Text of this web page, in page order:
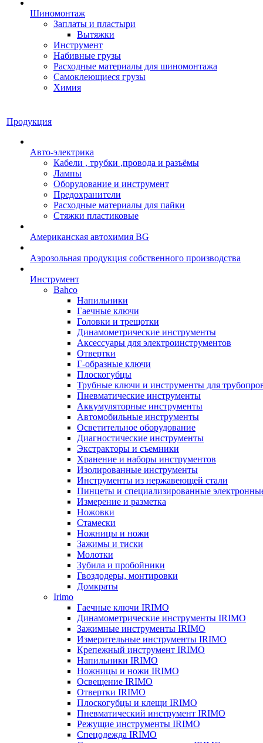
Шиномонтаж
Заплаты и пластыри
Вытяжки
Инструмент
Набивные грузы
Расходные материалы для шиномонтажа
Самоклеющиеся грузы
Химия
Продукция
Авто-электрика
Кабели , трубки ,провода и разъёмы
Лампы
Оборудование и инструмент
Предохранители
Расходные материалы для пайки
Стяжки пластиковые
Американская автохимия BG
Аэрозольная продукция собственного производства
Инструмент
Bahco
Напильники
Гаечные ключи
Головки и трещотки
Динамометрические инструменты
Аксессуары для электроинструментов
Отвертки
Г-образные ключи
Плоскогубцы
Трубные ключи и инструменты для
Пневматические инструменты
Аккумуляторные инструменты
Автомобильные инструменты
Осветительное оборудование
Диагностические инструменты
Экстракторы и съемники
Хранение и наборы инструментов
Изолированные инструменты
Инструменты из нержавеющей стали
Пинцеты и специализированные
Измерение и разметка
Ножовки
Стамески
Ножницы и ножи
Зажимы и тиски
Молотки
Зубила и пробойники
Гвоздодеры, монтировки
Домкраты
Irimo
Гаечные ключи IRIMO
Динамометрические инструменты IRIMO
Зажимные инструменты IRIMO
Измерительные инструменты IRIMO
Крепежный инструмент IRIMO
Напильники IRIMO
Ножницы и ножи IRIMO
Освещение IRIMO
Отвертки IRIMO
Плоскогубцы и клещи IRIMO
Пневматический инструмент IRIMO
Режущие инструменты IRIMO
Спецодежда IRIMO